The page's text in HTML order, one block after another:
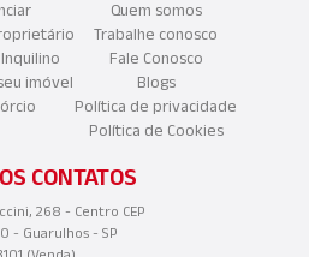
imóvel
Quem somos
Trabalhe conosco
Fale Conosco
Blogs
Política de privacidade
Política de Cookies
CONTATOS
268 - Centro CEP
- Guarulhos - SP